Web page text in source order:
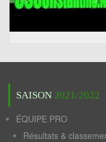
SAISON 2021/2022
ÉQUIPE PRO
Résultats &